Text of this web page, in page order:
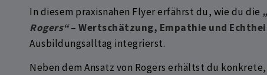
In diesem praxisnahen Flyer erfährst du, wie du die
Rogers“– Wertschätzung, Empathie und
Ausbildungsalltag integrierst.
Neben dem Ansatz von Rogers erhältst du